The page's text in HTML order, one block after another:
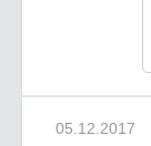
05.12.2017